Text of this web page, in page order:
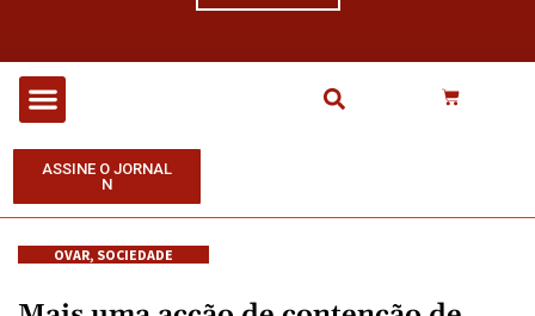
ASSINE O JORNAL
N
OVAR, SOCIEDADE